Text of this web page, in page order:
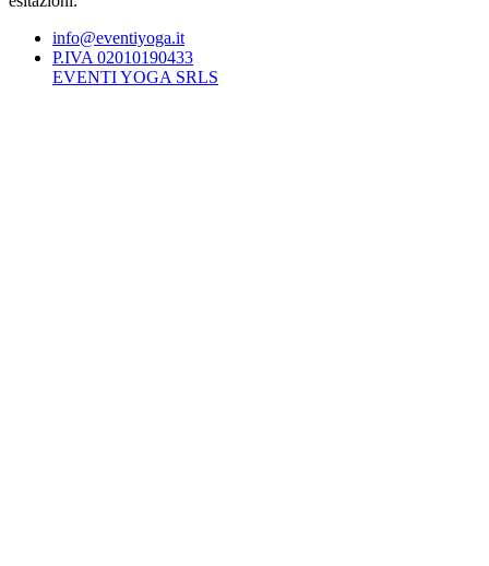
info@eventiyoga.it
P.IVA 02010190433
EVENTI YOGA SRLS